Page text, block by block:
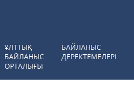
ҰЛТТЫҚ
БАЙЛАНЫС
ОРТАЛЫҒЫ
БАЙЛАНЫС
ДЕРЕКТЕМЕЛЕРІ